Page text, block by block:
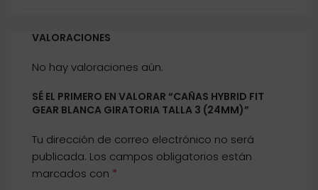
VALORACIONES
No hay valoraciones aún.
SÉ EL PRIMERO EN VALORAR “CAÑAS HYBRID FIT
GEAR BLANCA GIRATORIA TALLA 3 (24MM)”
Tu dirección de correo electrónico no será
publicada. Los campos obligatorios están
marcados con *